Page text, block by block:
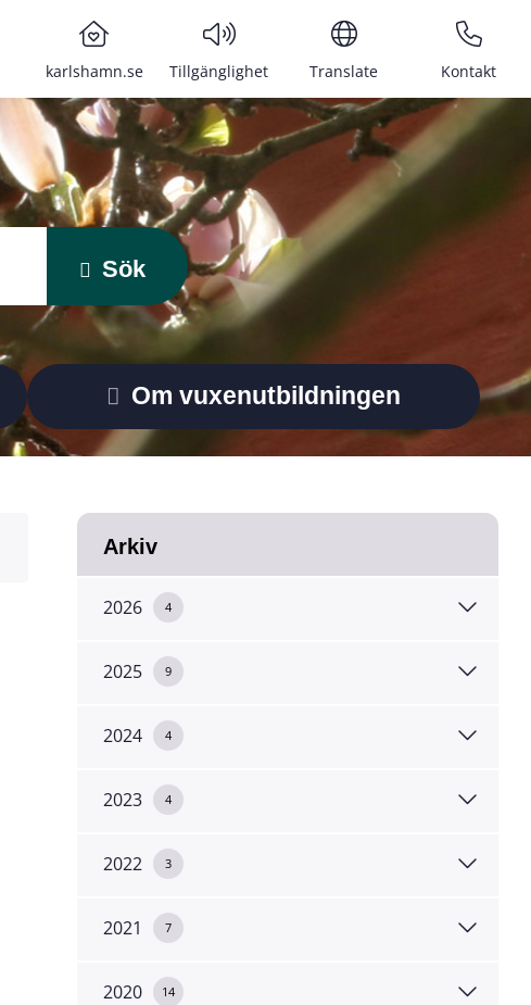
karlshamn.se Tillgänglighet Translate Kontakt
Sök
Om vuxenutbildningen
Arkiv
2026 4
2025 9
2024 4
2023 4
2022 3
2021 7
2020 14